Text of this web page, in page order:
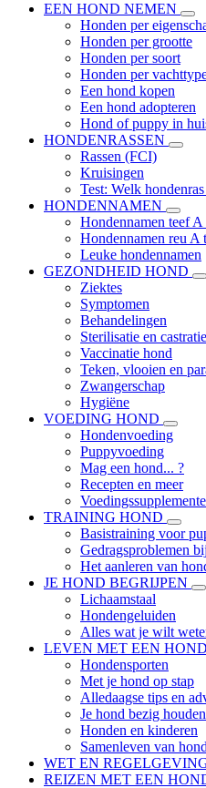
EEN HOND NEMEN
Honden per
Honden per grootte
Honden per soort
Honden per
Een hond kopen
Een hond adopteren
Hond of puppy in
HONDENRASSEN
Rassen (FCI)
Kruisingen
Test: Welk
HONDENNAMEN
Hondennamen teef A
Hondennamen reu A
Leuke hondennamen
GEZONDHEID HOND
Ziektes
Symptomen
Behandelingen
Sterilisatie en
Vaccinatie hond
Teken, vlooien en
Zwangerschap
Hygiëne
VOEDING HOND
Hondenvoeding
Puppyvoeding
Mag een hond... ?
Recepten en meer
TRAINING HOND
Basistraining voor
Gedragsproblemen
Het aanleren van
JE HOND BEGRIJPEN
Lichaamstaal
Hondengeluiden
Alles wat je wilt
LEVEN MET EEN HOND
Hondensporten
Met je hond op stap
Alledaagse tips en
Je hond bezig houden
Honden en kinderen
Samenleven van
WET EN
REIZEN MET EEN